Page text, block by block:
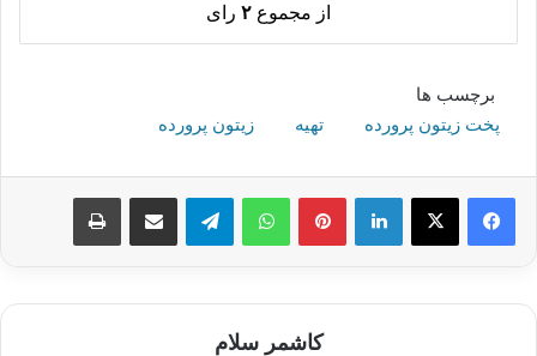
از مجموع ۲ رای
برچسب ها
پخت زیتون پرورده
تهیه زیتون پرورده
لینکدین پینترستواتس آپ تلگرام اشتراک گذاری از طریق ایمیل چاپ
کاشمر سلام